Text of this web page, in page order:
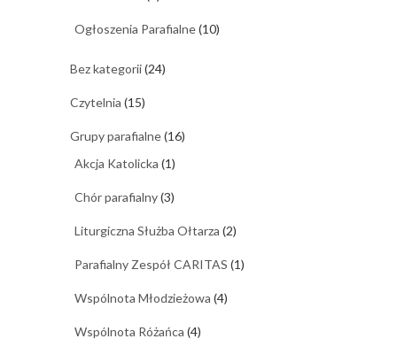
Ogłoszenia Parafialne(10)
Bez kategorii(24)
Czytelnia (15)
Grupy parafialne(16)
Akcja Katolicka (1)
Chór parafialny(3)
Liturgiczna Służba Ołtarza (2)
Parafialny Zespół CARITAS (1)
Wspólnota Młodzieżowa (4)
Wspólnota Różańca (4)